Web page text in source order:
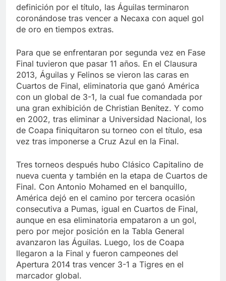
definición por el título, las Águilas terminaron
coronándose tras vencer a Necaxa con aquel gol
de oro en tiempos extras.
Para que se enfrentaran por segunda vez en Fase
Final tuvieron que pasar 11 años. En el Clausura
2013, Águilas y Felinos se vieron las caras en
Cuartos de Final, eliminatoria que ganó América
con un global de 3-1, la cual fue comandada por
una gran exhibición de Christian Benítez. Y como
en 2002, tras eliminar a Universidad Nacional, los
de Coapa finiquitaron su torneo con el título, esa
vez tras imponerse a Cruz Azul en la Final.
Tres torneos después hubo Clásico Capitalino de
nueva cuenta y también en la etapa de Cuartos de
Final. Con Antonio Mohamed en el banquillo,
América dejó en el camino por tercera ocasión
consecutiva a Pumas, igual en Cuartos de Final,
aunque en esa eliminatoria empataron a un gol,
pero por mejor posición en la Tabla General
avanzaron las Águilas. Luego, los de Coapa
llegaron a la Final y fueron campeones del
Apertura 2014 tras vencer 3-1 a Tigres en el
marcador global.